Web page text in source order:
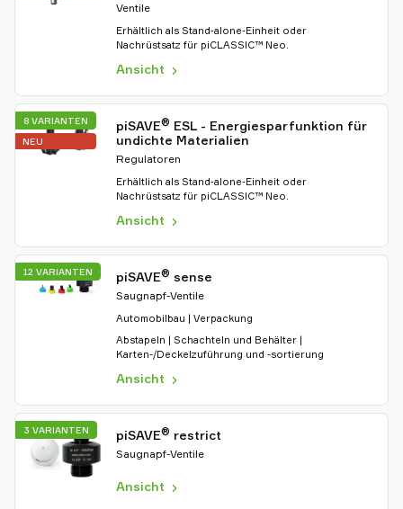
Ventile
Erhältlich als Stand‑alone‑Einheit oder
Nachrüstsatz für piCLASSIC™ Neo.
Ansicht
piSAVE® ESL - Energiesparfunktion für
undichte Materialien
Regulatoren
Erhältlich als Stand‑alone‑Einheit oder
Nachrüstsatz für piCLASSIC™ Neo.
Ansicht
8 VARIANTEN
NEU
piSAVE® sense
Saugnapf-Ventile
Automobilbau | Verpackung
Abstapeln | Schachteln und Behälter |
Karten-/Deckelzuführung und -sortierung
Ansicht
12 VARIANTEN
piSAVE® restrict
Saugnapf-Ventile
Ansicht
3 VARIANTEN